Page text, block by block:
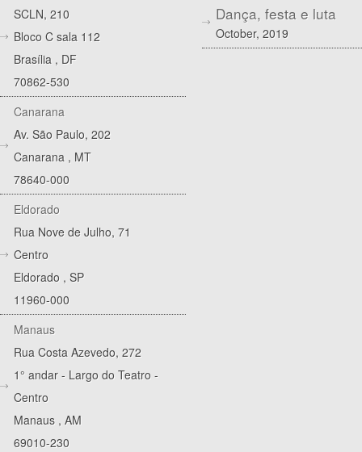
SCLN, 210
Bloco C sala 112
Brasília , DF
70862-530
Canarana
Av. São Paulo, 202
Canarana , MT
78640-000
Eldorado
Rua Nove de Julho, 71
Centro
Eldorado , SP
11960-000
Manaus
Rua Costa Azevedo, 272
1° andar - Largo do Teatro -
Centro
Manaus , AM
69010-230
Dança, festa e luta
October, 2019